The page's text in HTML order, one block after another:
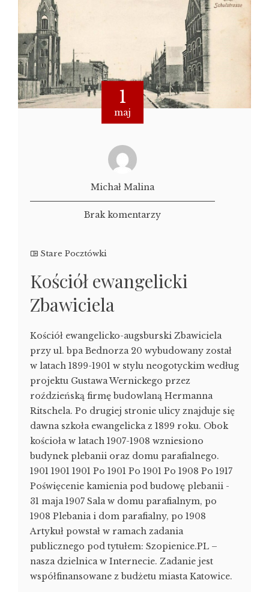
1
maj
Michał Malina
Brak komentarzy
Stare Pocztówki
Kościół ewangelicki
Zbawiciela
Kościół ewangelicko-augsburski Zbawiciela
przy ul. bpa Bednorza 20 wybudowany został
w latach 1899-1901 w stylu neogotyckim według
projektu Gustawa Wernickego przez
roździeńską firmę budowlaną Hermanna
Ritschela. Po drugiej stronie ulicy znajduje się
dawna szkoła ewangelicka z 1899 roku. Obok
kościoła w latach 1907-1908 wzniesiono
budynek plebanii oraz domu parafialnego.
1901 1901 1901 Po 1901 Po 1901 Po 1908 Po 1917
Poświęcenie kamienia pod budowę plebanii -
31 maja 1907 Sala w domu parafialnym, po
1908 Plebania i dom parafialny, po 1908
Artykuł powstał w ramach zadania
publicznego pod tytułem: Szopienice.PL –
nasza dzielnica w Internecie. Zadanie jest
współfinansowane z budżetu miasta Katowice.